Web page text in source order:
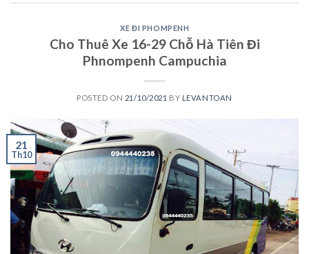
XE ĐI PHOMPENH
Cho Thuê Xe 16-29 Chỗ Hà Tiên Đi
Phnompenh Campuchia
POSTED ON 21/10/2021 BY LEVANTOAN
21
Th10